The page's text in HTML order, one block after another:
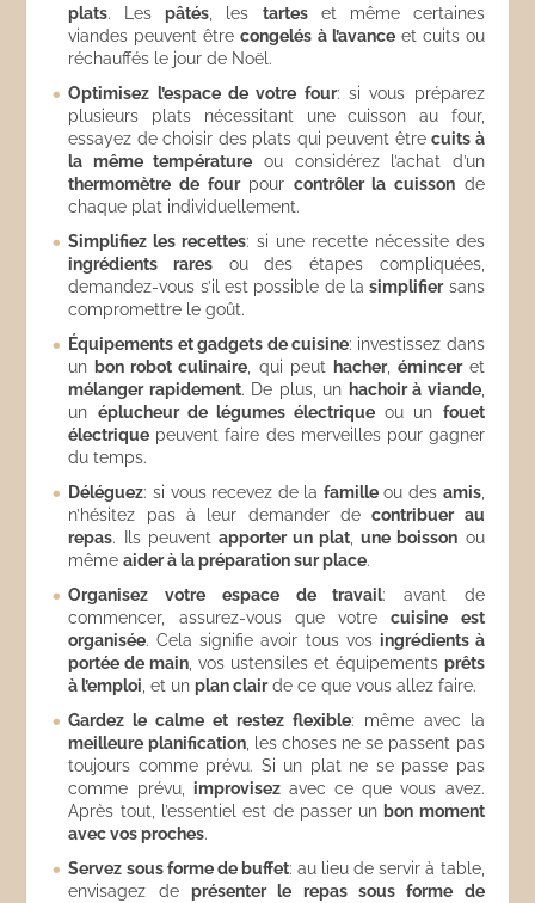
plats. Lespâtés , les tarteset même certaines
viandes peuvent êtrecongelés à l’avanceet cuits ou
réchauffés le jour de Noël.
Optimisez l’espace de votre four: si vous préparez
plusieurs plats nécessitant une cuisson au four,
essayez de choisir des plats qui peuvent êtrecuits à
la même température ou considérez l’achat d’un
thermomètre de fourpour contrôler la cuisson de
chaque plat individuellement.
Simplifiez les recettes: si une recette nécessite des
ingrédients rares ou des étapes compliquées,
demandez-vous s’il est possible de lasimplifiersans
compromettre le goût.
Équipements et gadgets de cuisine: investissez dans
un bon robot culinaire , qui peut hacher, éminceret
mélanger rapidement. De plus, un hachoir à viande,
un éplucheur de légumes électrique ou un fouet
électrique peuvent faire des merveilles pour gagner
du temps.
Déléguez: si vous recevez de la familleou des amis,
n’hésitez pas à leur demander decontribuer au
repas. Ils peuvent apporter un plat ,une boisson ou
mêmeaider à la préparation sur place.
Organisez votre espace de travail: avant de
commencer, assurez-vous que votrecuisine est
organisée. Cela signifie avoir tous vos ingrédients à
portée de main , vos ustensiles et équipements prêts
à l’emploi , et unplan clairde ce que vous allez faire.
Gardez le calme et restez flexible: même avec la
meilleure planification, les choses ne se passent pas
toujours comme prévu. Si un plat ne se passe pas
comme prévu, improvisezavec ce que vous avez.
Après tout, l’essentiel est de passer un bon moment
avec vos proches.
Servez sous forme de buffet: au lieu de servir à table,
envisagez deprésenter le repas sous forme de